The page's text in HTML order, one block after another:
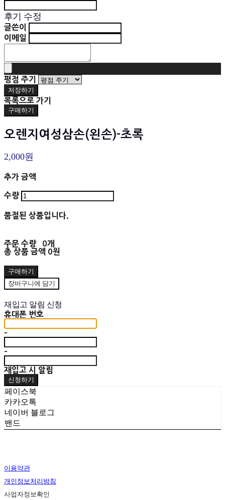
후기 수정
글쓴이
이메일
평점 주기
저장하기
목록으로 가기
구매하기
오렌지여성삼손(왼손)-초록
2,000원
추가 금액
수량
품절된 상품입니다.
주문 수량
0개
총 상품 금액 0원
구매하기
장바구니에 담기
재입고 알림 신청
휴대폰 번호
-
-
재입고 시 알림
신청하기
페이스북
카카오톡
네이버 블로그
밴드
이용약관
개인정보처리방침
사업자정보확인